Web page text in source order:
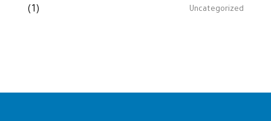
Uncategorized
(1)